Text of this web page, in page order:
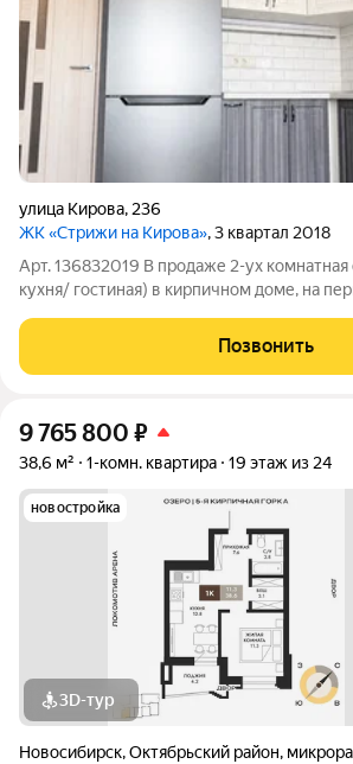
улица Кирова, 236
ЖК «Стрижи на Кирова», 3 квартал 2018
Арт. 136832019 В продаже 2-ух комнатная
кухня/ гостиная) в кирпичном доме, на
новому собственнику легко будет все
свои желания. Из окон
Позвонить
9 765 800 ₽
38,6 м² 1-комн. квартира 19 этаж из 24
новостройка
3D-тур
Новосибирск,Октябрьский район,